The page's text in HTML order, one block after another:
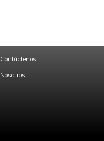
Contáctenos
Nosotros